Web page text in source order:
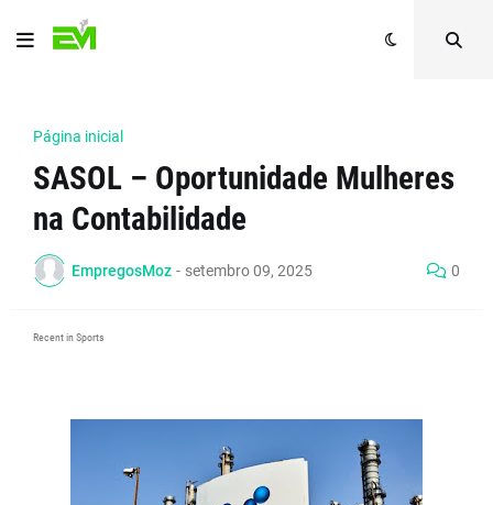
Página inicial
SASOL – Oportunidade Mulheres
na Contabilidade
EmpregosMoz - setembro 09, 2025 0
Recent in Sports